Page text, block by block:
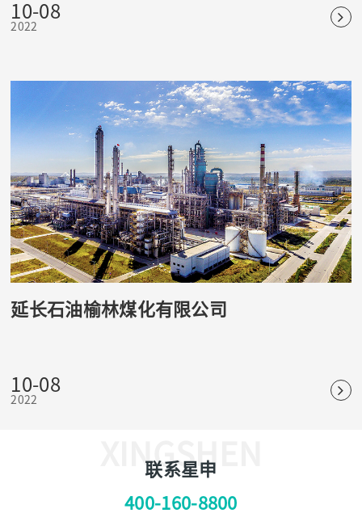
10-08
2022
延长石油榆林煤化有限公司
10-08
2022
XINGSHEN
联系星申
400-160-8800